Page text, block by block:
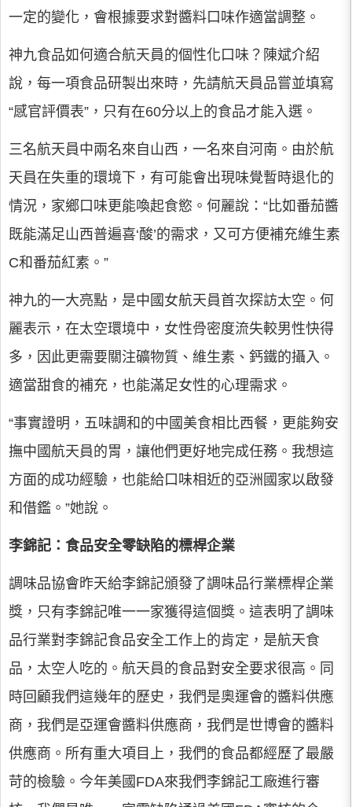
一定的變化，會根據要求對醬料口味作適當調整。
神九食品如何適合航天員的個性化口味？陳斌介紹
說，每一項食品研製出來時，先請航天員品嘗並填寫
“感官評價表”，只有在60分以上的食品才能入選。
三名航天員中兩名來自山西，一名來自河南。由於航
天員在失重的環境下，有可能會出現味覺暫時退化的
情況，家鄉口味更能喚起食慾。何麗說：“比如番茄醬
既能滿足山西普遍喜‘酸’的需求，又可方便補充維生素
C和番茄紅素。”
神九的一大亮點，是中國女航天員首次探訪太空。何
麗表示，在太空環境中，女性骨密度流失較男性快得
多，因此更需要關注礦物質、維生素、鈣鐵的攝入。
適當甜食的補充，也能滿足女性的心理需求。
“事實證明，五味調和的中國美食相比西餐，更能夠安
撫中國航天員的胃，讓他們更好地完成任務。我想這
方面的成功經驗，也能給口味相近的亞洲國家以啟發
和借鑑。”她說。
李錦記：食品安全零缺陷的標桿企業
調味品協會昨天給李錦記頒發了調味品行業標桿企業
獎，只有李錦記唯一一家獲得這個獎。這表明了調味
品行業對李錦記食品安全工作上的肯定，是航天食
品，太空人吃的。航天員的食品對安全要求很高。同
時回顧我們這幾年的歷史，我們是奧運會的醬料供應
商，我們是亞運會醬料供應商，我們是世博會的醬料
供應商。所有重大項目上，我們的食品都經歷了最嚴
苛的檢驗。今年美國FDA來我們李錦記工廠進行審